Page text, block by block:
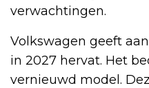
verwachtingen.
Volkswagen geeft
in 2027 hervat. Het
vernieuwd model.